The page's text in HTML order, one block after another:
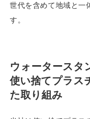
世代を含めて地域と一
す。
ウォータースタ
使い捨てプラス
た取り組み